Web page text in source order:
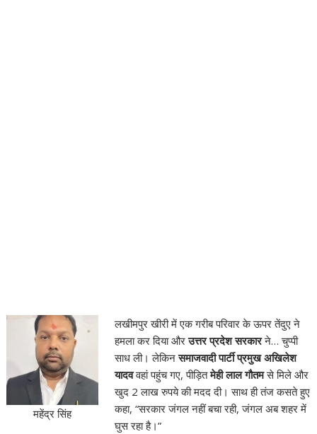
महेंद्र सिंह
लखीमपुर खीरी में एक गरीब परिवार के ऊपर तेंदुए ने
हमला कर दिया औरउत्तर प्रदेश सरकारने… चुप्पी
साध ली। लेकिनसमाजवादी पार्टी प्रमुख अखिलेश
यादववहां पहुंच गए, पीड़ितमेही लाल गौतमसे मिले और
खुद 2 लाख रुपये की मदद दी। साथ ही तंज कसते हुए
कहा, “सरकार जंगल नहीं बचा रही, जंगल अब शहर में
घुस रहा है।”